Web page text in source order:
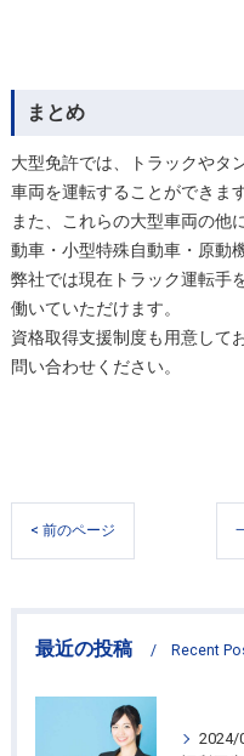
まとめ
大型免許では、トラックやタ
車両を運転することができます
また、これらの大型車両の他
動車・小型特殊自動車・原動
弊社では現在トラック運転手
働いていただけます。
資格取得支援制度も用意して
問い合わせください。
< 前のページ
最近の投稿 Recent
2024/